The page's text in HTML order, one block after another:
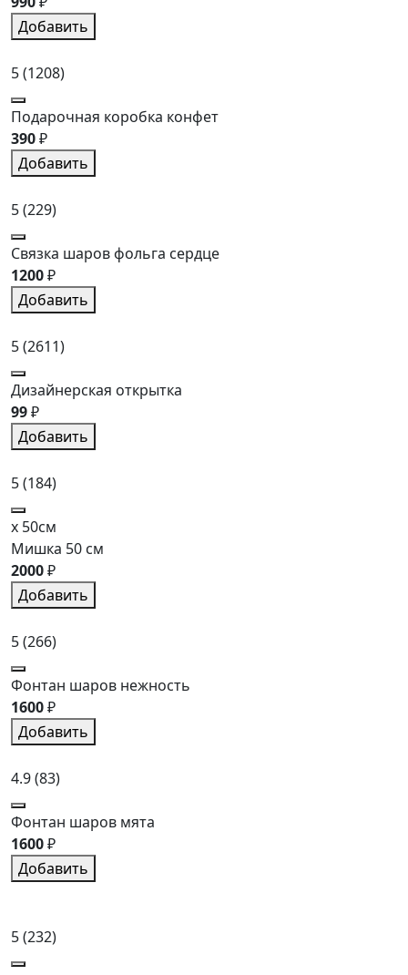
Добавить
5(1208)
Подарочная коробка конфет
390₽
Добавить
5(229)
Связка шаров фольга сердце
1200₽
Добавить
5(2611)
Дизайнерская открытка
99₽
Добавить
5(184)
x 50см
Мишка 50 см
2000₽
Добавить
5(266)
Фонтан шаров нежность
1600₽
Добавить
4.9(83)
Фонтан шаров мята
1600₽
Добавить
5(232)